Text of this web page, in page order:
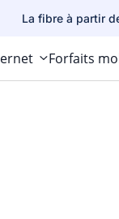
La fibre à partir
Forfaits